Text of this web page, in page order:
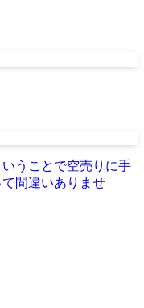
いうことで空売りに手
間違いありませ